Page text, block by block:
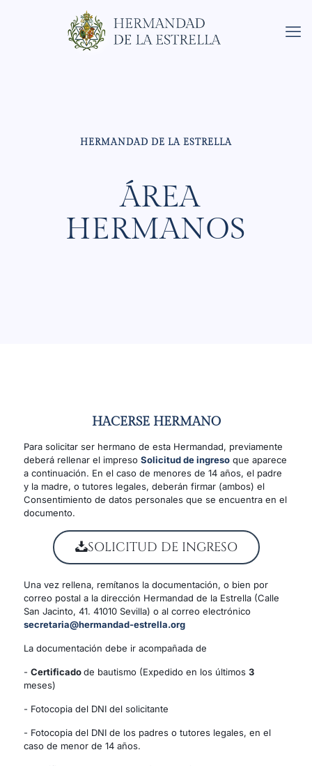
HERMANDAD DE LA ESTRELLA
ÁREA
HERMANOS
HACERSE HERMANO
Para solicitar ser hermano de esta Hermandad, previamente
deberá rellenar el impresoSolicitud de ingreso que aparece
a continuación. En el caso de menores de 14 años, el padre
y la madre, o tutores legales, deberán firmar (ambos) el
Consentimiento de datos personales que se encuentra en el
documento.
SOLICITUD DE INGRESO
Una vez rellena, remítanos la documentación, o bien por
correo postal a la dirección Hermandad de la Estrella (Calle
San Jacinto, 41. 41010 Sevilla) o al correo electrónico
secretaria@hermandad-estrella.org
La documentación debe ir acompañada de
-Certificadode bautismo (Expedido en los últimos3
meses)
- Fotocopia del DNI del solicitante
- Fotocopia del DNI de los padres o tutores legales, en el
caso de menor de 14 años.